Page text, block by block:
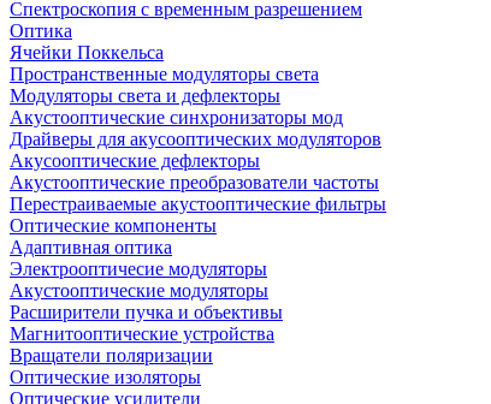
Спектроскопия с временным разрешением
Оптика
Ячейки Поккельса
Пространственные модуляторы света
Модуляторы света и дефлекторы
Акустооптические синхронизаторы мод
Драйверы для акусооптических модуляторов
Акусооптические дефлекторы
Акустооптические преобразователи частоты
Перестраиваемые акустооптические фильтры
Оптические компоненты
Адаптивная оптика
Электрооптичесие модуляторы
Акустооптические модуляторы
Расширители пучка и объективы
Магнитооптические устройства
Вращатели поляризации
Оптические изоляторы
Оптические усилители